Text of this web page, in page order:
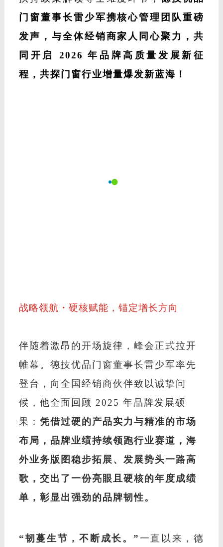
门窗董事长雷少军携核心管理团队重磅
发声，与全体经销商家人同心聚力，共
同开启
2026 年品牌高质量发展新征
程，共探门窗行业增量爆发新蓝海！
战略领航・硬核赋能，锚定增长方向
伴随着激昂的开场旋律，峰会正式拉开
帷幕。德技优品门窗董事长雷少军率先
登台，向全国经销商伙伴致以诚挚问
候，他全面回顾 2025 年品牌发展硕
果： 凭借过硬的产品实力与精准的市场
布局，品牌业绩持续领跑行业赛道，海
外业务版图稳步拓展、发展势头一路高
歌，交出了一份亮眼且硬核的年度成绩
单，彰显出强劲的品牌韧性。
“韧蔓生节，不断成长。”一直以来，德